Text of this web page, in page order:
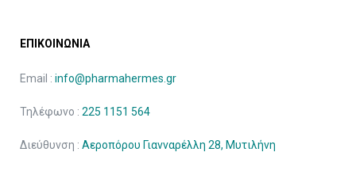
ΕΠΙΚΟΙΝΩΝΙΑ
Email : info@pharmahermes.gr
Τηλέφωνο : 225 1151 564
Διεύθυνση : Αεροπόρου Γιανναρέλλη 28, Μυτιλήνη